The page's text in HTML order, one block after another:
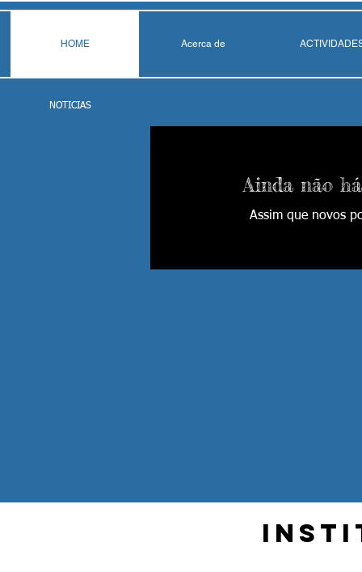
HOME Acerca de
NOTICIAS
Ainda não
Assim que novos